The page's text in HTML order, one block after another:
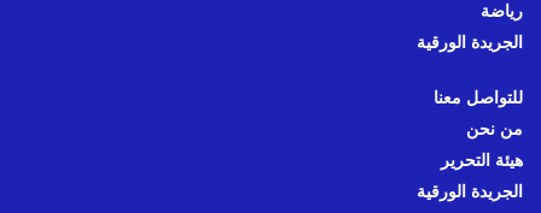
رياضة
الجريدة الورقية
للتواصل معنا
من نحن
هيئة التحرير
الجريدة الورقية